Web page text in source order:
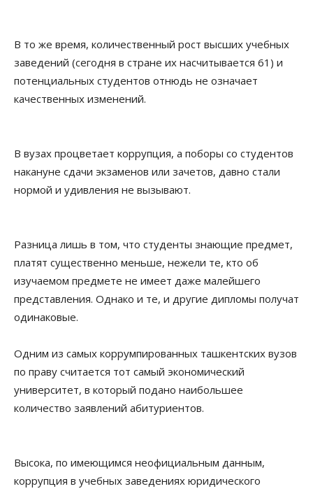
В то же время, количественный рост высших учебных
заведений (сегодня в стране их насчитывается 61) и
потенциальных студентов отнюдь не означает
качественных изменений.
В вузах процветает коррупция, а поборы со студентов
накануне сдачи экзаменов или зачетов, давно стали
нормой и удивления не вызывают.
Разница лишь в том, что студенты знающие предмет,
платят существенно меньше, нежели те, кто об
изучаемом предмете не имеет даже малейшего
представления. Однако и те, и другие дипломы получат
одинаковые.
Одним из самых коррумпированных ташкентских вузов
по праву считается тот самый экономический
университет, в который подано наибольшее
количество заявлений абитуриентов.
Высока, по имеющимся неофициальным данным,
коррупция в учебных заведениях юридического